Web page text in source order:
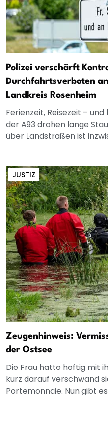
Polizei verschärft
Durchfahrtsverboten
Landkreis Rosenheim
Ferienzeit, Reisezeit –
der A93 drohen lange
über Landstraßen ist
JUSTIZ
Zeugenhinweis:
der Ostsee
Die Frau hatte heftig mit
kurz darauf verschwand
Portemonnaie. Nun gibt es